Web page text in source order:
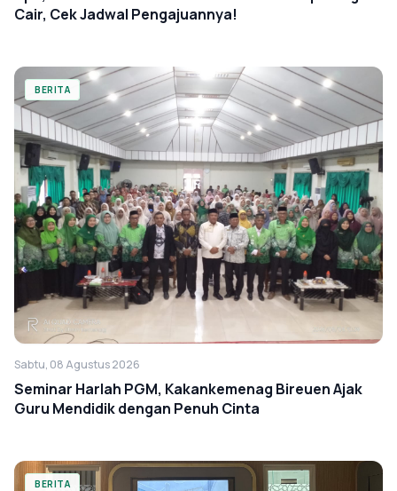
Cair, Cek Jadwal Pengajuannya!
BERITA
Sabtu, 08 Agustus 2026
Seminar Harlah PGM, Kakankemenag Bireuen Ajak
Guru Mendidik dengan Penuh Cinta
BERITA